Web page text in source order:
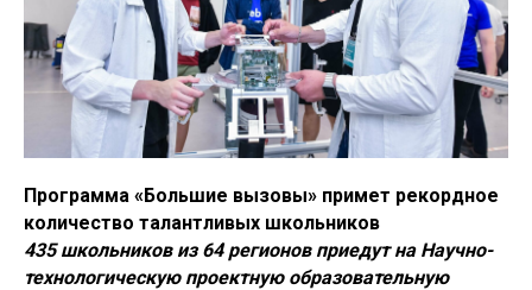
Программа «Большие вызовы» примет рекордное
количество талантливых школьников
435 школьников из 64 регионов приедут на Научно-
технологическую проектную образовательную